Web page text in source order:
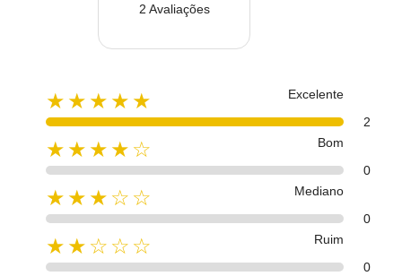
2 Avaliações
★★★★★
Excelente
2
★★★★☆
Bom
0
★★★☆☆
Mediano
0
★★☆☆☆
Ruim
0